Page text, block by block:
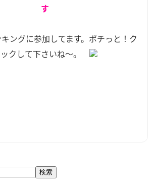
す
ングに参加してます。ポチっと！ク
クして下さいね～。
検索